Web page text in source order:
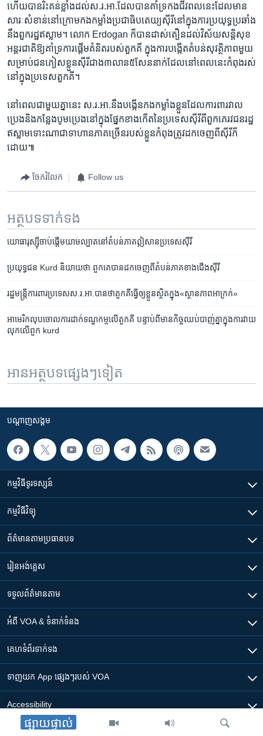
ផ្សាយផ្ទាល់
ហើយ​បាន​រិះគន់​ខ្លាំង​ដល់​ស.រ.អា.​ដែល​បាន​គាំទ្រ​កង​ជីវពល​នេះ​ដែល​មាន​
សារៈ​សំខាន់​នៅ​ក្រោម​កង​កម្លាំង​ប្រជាធិបតេយ្យ​ស៊ីរីនៅ​ក្នុង​ការ​ប្រយុទ្ធ​ប្រឆាំង​
នឹង​ពួក​រដ្ឋ​ឥស្លាម។ លោក​ Erdogan ​ក៏​បាន​ដាស់​តឿន​ដល់​វិស័យ​សន្តិសុខ​
អន្តរជាតិ​ឱ្យ​គាំទ្រ​ការ​ផ្តើម​គំនិត​របស់​តួកគី​ ក្នុង​ការ​បង្កើត​តំបន់​សុវត្ថិភាព​មួយ​
សម្រាប់​ជន​ភៀស​ខ្លួន​ស៊ីរី​ជាង​៣លាន​៥​សែន​នាក់​ដែល​នៅ​ពេល​នេះ​កំពុង​រស់​
នៅ​ក្នុង​ប្រទេស​តួកគី។
នៅ​ពេល​ជា​មួយ​គ្នា​នេះ​ ស.រ.អា.​នឹង​បង្កើន​កង​កម្លាំង​ខ្លួន​ដែល​ការពារ​វាល​
ប្រេង​និង​កន្លែង​បូម​ប្រេង​នៅ​ក្នុង​ផ្នែក​ខាង​កើត​នៃ​ប្រទេស​ស៊ីរី​ពី​ពួក​ភេរវជន​រដ្ឋ​
ឥស្លាមទោះ​ណា​ជា​ទាហាន​ភាគច្រើន​របស់ខ្លួន​កំពុង​ត្រូវ​ដក​ចេញ​ពី​ស៊ីរី​ក៏​
ដោយ៕
ចែករំលែក Follow us
អត្ថបទ​ទាក់ទង
យោធា​រុស្ស៊ី​ចាប់​ផ្តើម​យាម​ល្បាត​នៅ​តំបន់​ភាគឦសាន​ប្រទេស​ស៊ីរី
​ប្រយុទ្ធជន Kurd ​និយាយថា ​ពួកគេបានដ​ក​ចេញ​ពី​តំបន់​ភាគ​ខាង​ជើង​ស៊ីរី
រដ្ឋមន្ត្រីការ​ពារ​ប្រទេស​ស.រ.អា.បាន​​ថា​តួកគី​ធ្វើ​ឲ្យ​ខ្លួន​ស្ថិត​ក្នុង​«ស្ថានភាព​អាក្រក់»
អាមេរិកលុប​ចោល​ការ​ដាក់​ទណ្ឌកម្ម​លើ​តួកគី បន្ទាប់ពីមានកិច្ចឈប់បាញ់​គ្នា​ក្នុងការវាយ​
លុក​លើ​ពួក kurd
អានអត្ថបទផ្សេងៗទៀត
បណ្តាញ​សង្គម
កម្មវិធី​ទូរទស្សន៍
កម្មវិធី​វិទ្យុ
ព័ត៌មាន​តាមប្រធានបទ​
រៀន​​អង់គ្លេស
ទទួល​ព័ត៌មាន​តាម
អំពី​ VOA & ទំនាក់ទំនង
គេហទំព័រ​​ទាក់ទង
ទាញយក​ App ផ្សេងៗ​របស់​ VOA
Accessibility